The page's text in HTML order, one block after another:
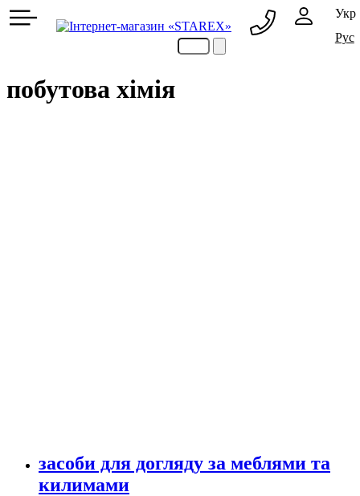
побутова хімія
засоби для догляду за меблями та
килимами
063 216 24 23
Укр
Рус